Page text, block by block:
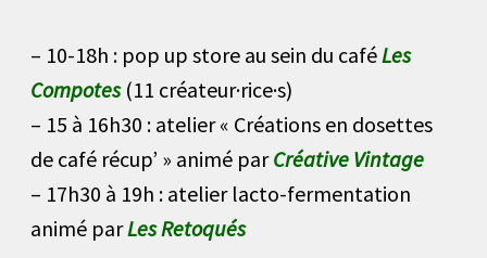
– 10-18h : pop up store au sein du caféLes
Compotes(11 créateur·rice·s)
– 15 à 16h30 : atelier « Créations en dosettes
de café récup’ » animé parCréative Vintage
– 17h30 à 19h : atelier lacto-fermentation
animé parLes Retoqués